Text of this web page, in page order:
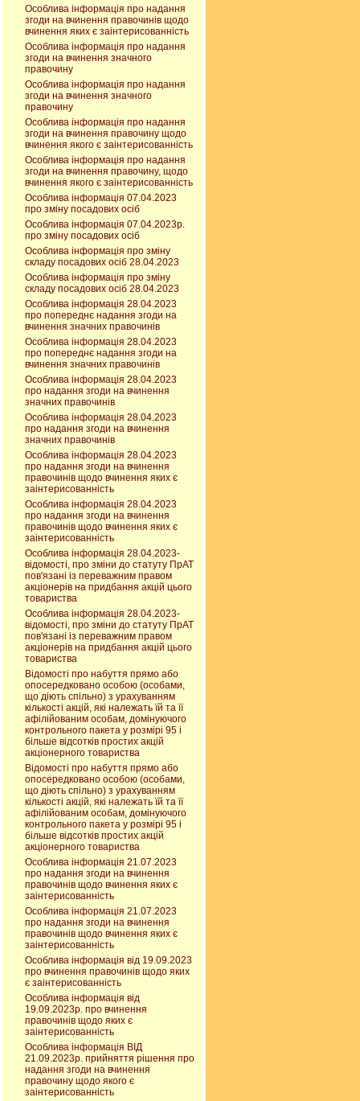
Особлива інформація про надання
згоди на вчинення правочинів щодо
вчинення яких є заінтерисованність
Особлива інформація про надання
згоди на вчинення значного
правочину
Особлива інформація про надання
згоди на вчинення значного
правочину
Особлива інформація про надання
згоди на вчинення правочину щодо
вчинення якого є заінтерисованність
Особлива інформація про надання
згоди на вчинення правочину, щодо
вчинення якого є заінтерисованність
Особлива інформація 07.04.2023
про зміну посадових осіб
Особлива інформація 07.04.2023р.
про зміну посадових осіб
Особлива інформація про зміну
складу посадових осіб 28.04.2023
Особлива інформація про зміну
складу посадових осіб 28.04.2023
Особлива інформація 28.04.2023
про попереднє надання згоди на
вчинення значних правочинів
Особлива інформація 28.04.2023
про попереднє надання згоди на
вчинення значних правочинів
Особлива інформація 28.04.2023
про надання згоди на вчинення
значних правочинів
Особлива інформація 28.04.2023
про надання згоди на вчинення
значних правочинів
Особлива інформація 28.04.2023
про надання згоди на вчинення
правочинів щодо вчинення яких є
заінтерисованність
Особлива інформація 28.04.2023
про надання згоди на вчинення
правочинів щодо вчинення яких є
заінтерисованність
Особлива інформація 28.04.2023-
відомості, про зміни до статуту ПрАТ
пов'язані із переважним правом
акціонерів на придбання акцій цього
товариства
Особлива інформація 28.04.2023-
відомості, про зміни до статуту ПрАТ
пов'язані із переважним правом
акціонерів на придбання акцій цього
товариства
Відомості про набуття прямо або
опосередковано особою (особами,
що діють спільно) з урахуванням
кількості акцій, які належать їй та її
афілійованим особам, домінуючого
контрольного пакета у розмірі 95 і
більше відсотків простих акцій
акціонерного товариства
Відомості про набуття прямо або
опосередковано особою (особами,
що діють спільно) з урахуванням
кількості акцій, які належать їй та її
афілійованим особам, домінуючого
контрольного пакета у розмірі 95 і
більше відсотків простих акцій
акціонерного товариства
Особлива інформація 21.07.2023
про надання згоди на вчинення
правочинів щодо вчинення яких є
заінтерисованність
Особлива інформація 21.07.2023
про надання згоди на вчинення
правочинів щодо вчинення яких є
заінтерисованність
Особлива інформація від 19.09.2023
про вчинення правочинів щодо яких
є заінтерисованність
Особлива інформація від
19.09.2023р. про вчинення
правочинів щодо яких є
заінтерисованність
Особлива інформація ВІД
21.09.2023р. прийняття рішення про
надання згоди на вчинення
правочину щодо якого є
заінтерисованність